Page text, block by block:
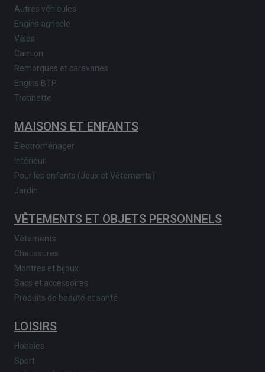
Autres véhicules
Engins agricole
Vélos
Camion
Remorques et caravanes
Engins BTP
Trotinette
MAISONS ET ENFANTS
Electroménager
Intérieur
Pour les enfants (Jeux et Vêtements)
Jardin
VÊTEMENTS ET OBJETS PERSONNELS
Vêtements
Chaussures
Montres et bijoux
Sacs et accessoires
Produits de beauté et santé
LOISIRS
Hobbies
Sport